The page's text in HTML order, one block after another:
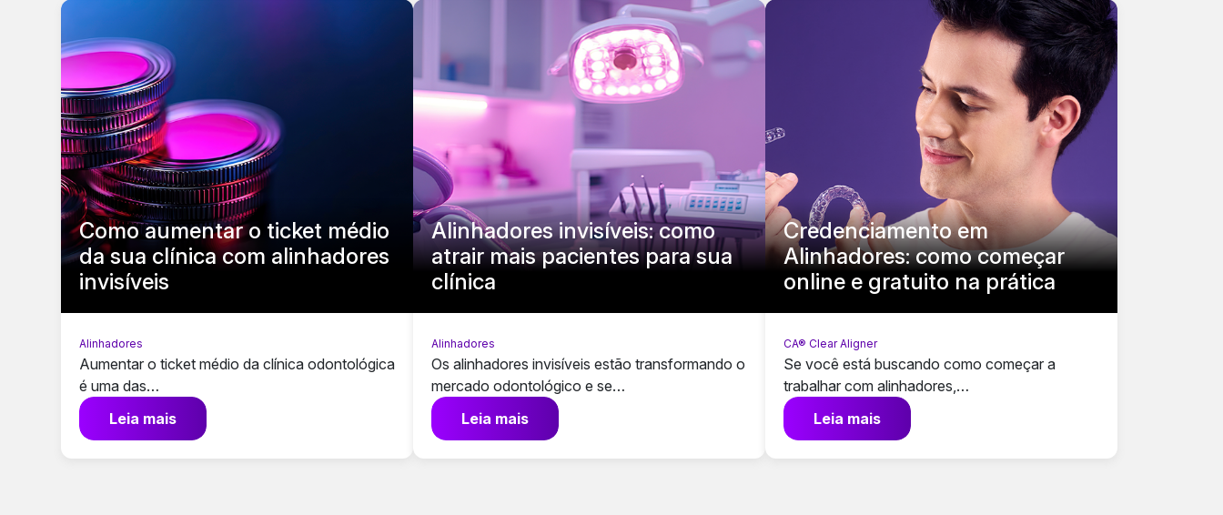
Como aumentar o ticket médio
da sua clínica com alinhadores
invisíveis
Alinhadores
Aumentar o ticket médio da clínica odontológica
é uma das…
Leia mais
Alinhadores invisíveis: como
atrair mais pacientes para sua
clínica
Alinhadores
Os alinhadores invisíveis estão transformando o
mercado odontológico e se…
Leia mais
Credenciamento em
Alinhadores: como começar
online e gratuito na prática
CA® Clear Aligner
Se você está buscando como começar a
trabalhar com alinhadores,…
Leia mais